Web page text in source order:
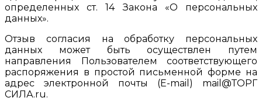
определенных ст. 14 Закона «О персональных
данных».
Отзыв согласия на обработку персональных
данных может быть осуществлен путем
направления Пользователем соответствующего
распоряжения в простой письменной форме на
адрес электронной почты (E-mail) mail@ТОРГ
СИЛА.ru.